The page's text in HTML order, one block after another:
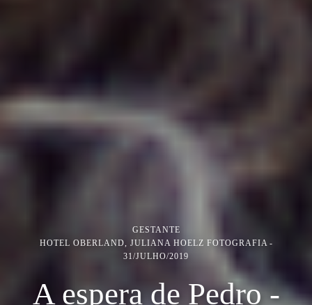
GESTANTE
HOTEL OBERLAND, JULIANA HOELZ FOTOGRAFIA
31/JULHO/2019
A espera de Pedro -